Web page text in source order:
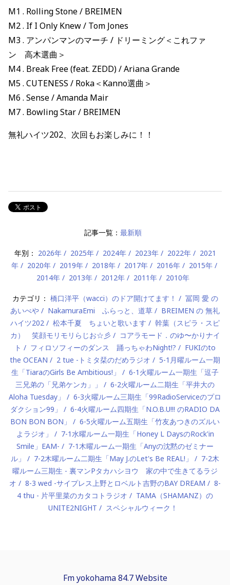
M1 . Rolling Stone / BREIMEN
M2 . If I Only Knew / Tom Jones
M3 . アンパンマンのマーチ / ドリーミング＜これファ
ン 高木選曲＞
M4 . Break Free (feat. ZEDD) / Ariana Grande
M5 . CUTENESS / Roka＜ Kanno選曲＞
M6 . Sense / Amanda Mair
M7 . Bowling Star / BREIMEN
無礼ハイツ202、次回もお楽しみに！！
記事一覧： 最新順
年別： 2026年 2025年 2024年 2023年 2022年
2021
年
2020年 2019年 2018年 2017年 2016年
2015年
2014年
2013年 2012年 2011年 2010年
カテゴリ： 橋口洋平（wacci）のドア開けてます！
冨岡 愛 の
あいべや
NakamuraEmi ふらっと、道草
BREIMEN の 無礼
ハイツ202
松本千夏 ちょいと歌います
幹葉（スピラ・スピ
カ） 笑顔モリモリらじお☆彡
コアラモード．のゆ〜かりナイ
ト
フィロソフィーのダンス 踊っちゃわNight!?
FUKIのto
the OCEAN
2 tue -トミタ栞のだめラジオ
5-1月曜ルーム一期
生「TiaraのGirls Be Ambitious!」
6-1火曜ルーム一期生「逗子
三兄弟の「兄弟ケンカ」」
6-2火曜ルーム二期生「平井大の
Aloha Tuesday」
6-3火曜ルーム三期生「99RadioServiceのプロ
ダクション99」
6-4火曜ルーム四期生「N.O.B.U!!! のRADIO DA
BON BON BON」
6-5火曜ルーム五期生「竹友あつきのズルい
よラジオ」
7-1水曜ルーム一期生「Honey L DaysのRock'in
Smile」EAM-
7-1木曜ルーム一期生「Anyの沈黙のゼミナー
ル」
7-2木曜ルーム二期生「May J.のLet's Be REAL!」
7-2木
曜ルーム三期生 - 裏マンPタカハシヨウ 家の中で生きてるラジ
オ
8-3 wed -サイプレス上野とロベルト吉野のBAY DREAM
8-
4 thu - 片平里菜のカタコトラジオ
TAMA（SHAMANZ）の
UNITE2NIGHT
スペシャルウィーク！
Fm yokohama 84.7 Website